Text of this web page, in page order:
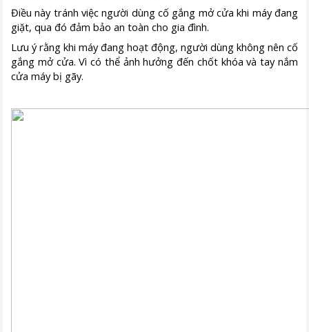
Điều này tránh việc người dùng cố gắng mở cửa khi máy đang
giặt, qua đó đảm bảo an toàn cho gia đình.
Lưu ý rằng khi máy đang hoạt động, người dùng không nên cố
gắng mở cửa. Vì có thể ảnh hưởng đến chốt khóa và tay nắm
cửa máy bị gãy.